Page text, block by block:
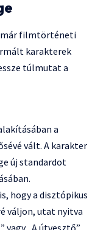
már filmtörténeti
karakterek
túlmutat a
a
vált. A karakter
új standardot
hogy a disztópikus
váljon, utat nyitva
„A útvesztő”.